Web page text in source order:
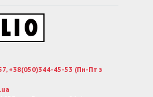
+38(050)344-45-53 (Пн-Пт з